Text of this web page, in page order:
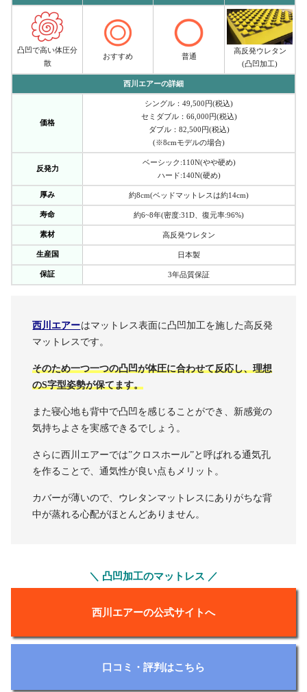
凸凹で高い体圧分
散
おすすめ 普通
高反発ウレタン
(凸凹加工)
西川エアーの詳細
価格
シングル：49,500円(税込)
セミダブル：66,000円(税込)
ダブル：82,500円(税込)
(※8cmモデルの場合)
反発力
ベーシック:110N(やや硬め)
ハード:140N(硬め)
厚み 約8cm(ベッドマットレスは約14cm)
寿命 約6~8年(密度:31D、復元率:96%)
素材 高反発ウレタン
生産国 日本製
保証 3年品質保証
西川エアーはマットレス表面に凸凹加工を施した高反発
マットレスです。
そのため一つ一つの凸凹が体圧に合わせて反応し、理想
のS字型姿勢が保てます。
また寝心地も背中で凸凹を感じることができ、新感覚の
気持ちよさを実感できるでしょう。
さらに西川エアーでは”クロスホール”と呼ばれる通気孔
を作ることで、通気性が良い点もメリット。
カバーが薄いので、ウレタンマットレスにありがちな背
中が蒸れる心配がほとんどありません。
＼ 凸凹加工のマットレス ／
西川エアーの公式サイトへ
口コミ・評判はこちら